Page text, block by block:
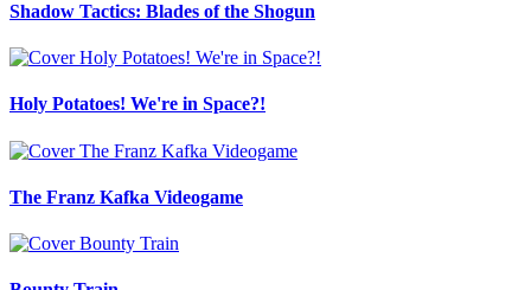
Shadow Tactics: Blades of the Shogun
Holy Potatoes! We're in Space?!
The Franz Kafka Videogame